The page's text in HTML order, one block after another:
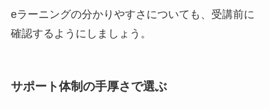
eラーニングの分かりやすさについても、受講前に
確認するようにしましょう。
サポート体制の手厚さで選ぶ